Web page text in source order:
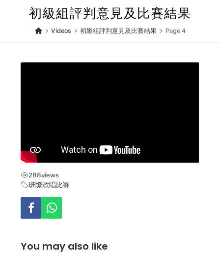
初級組評判意見及比賽結果
> Videos > 初級組評判意見及比賽結果 > Page 4
288views
班際歌唱比賽
You may also like